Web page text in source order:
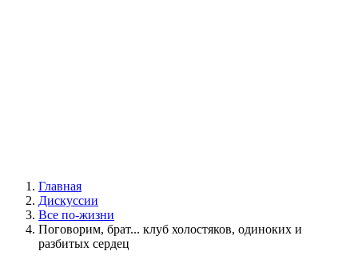
Главная
Дискуссии
Все по-жизни
Поговорим, брат... клуб холостяков, одиноких и
разбитых сердец